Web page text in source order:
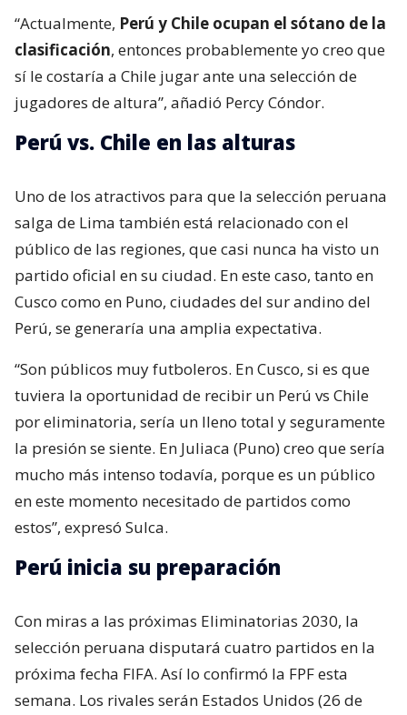
“Actualmente, Perú y Chile ocupan el sótano de la
clasificación, entonces probablemente yo creo que
sí le costaría a Chile jugar ante una selección de
jugadores de altura”, añadió Percy Cóndor.
Perú vs. Chile en las alturas
Uno de los atractivos para que la selección peruana
salga de Lima también está relacionado con el
público de las regiones, que casi nunca ha visto un
partido oficial en su ciudad. En este caso, tanto en
Cusco como en Puno, ciudades del sur andino del
Perú, se generaría una amplia expectativa.
“Son públicos muy futboleros. En Cusco, si es que
tuviera la oportunidad de recibir un Perú vs Chile
por eliminatoria, sería un lleno total y seguramente
la presión se siente. En Juliaca (Puno) creo que sería
mucho más intenso todavía, porque es un público
en este momento necesitado de partidos como
estos”, expresó Sulca.
Perú inicia su preparación
Con miras a las próximas Eliminatorias 2030, la
selección peruana disputará cuatro partidos en la
próxima fecha FIFA. Así lo confirmó la FPF esta
semana. Los rivales serán Estados Unidos (26 de